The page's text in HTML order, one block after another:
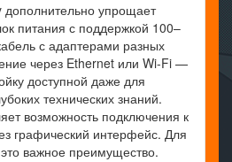
упрощает
питания с поддержкой 100–
с адаптерами разных
через Ethernet или Wi-Fi —
доступной даже для
технических знаний.
возможность подключения к
графический интерфейс. Для
важное преимущество.